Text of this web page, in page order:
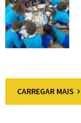
CARREGAR MAIS